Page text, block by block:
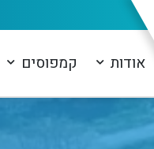
אודות קמפוסים